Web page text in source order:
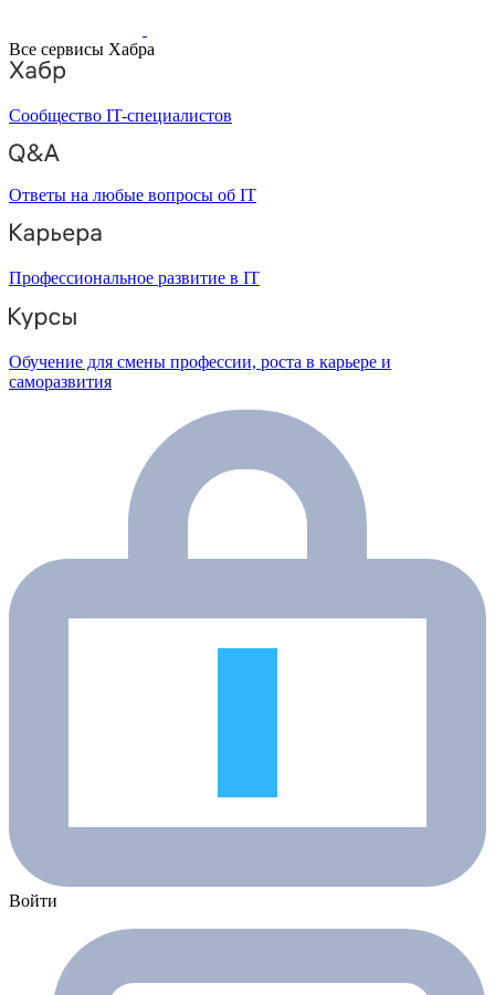
Все сервисы Хабра
Сообщество IT-специалистов
Ответы на любые вопросы об IT
Профессиональное развитие в IT
Обучение для смены профессии, роста в карьере и
саморазвития
Войти